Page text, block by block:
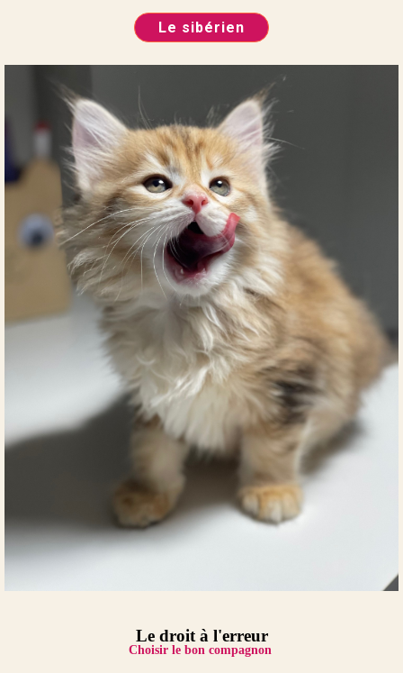
Le sibérien
Le droit à l'erreur
Choisir le bon compagnon